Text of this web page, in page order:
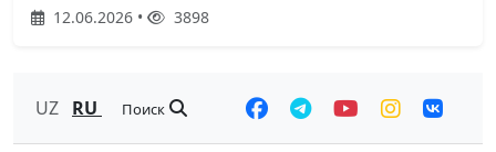
12.06.2026 • 3898
UZ RU Поиск